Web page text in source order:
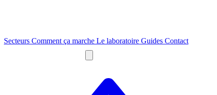
Secteurs Comment ça marche Le laboratoire Guides Contact